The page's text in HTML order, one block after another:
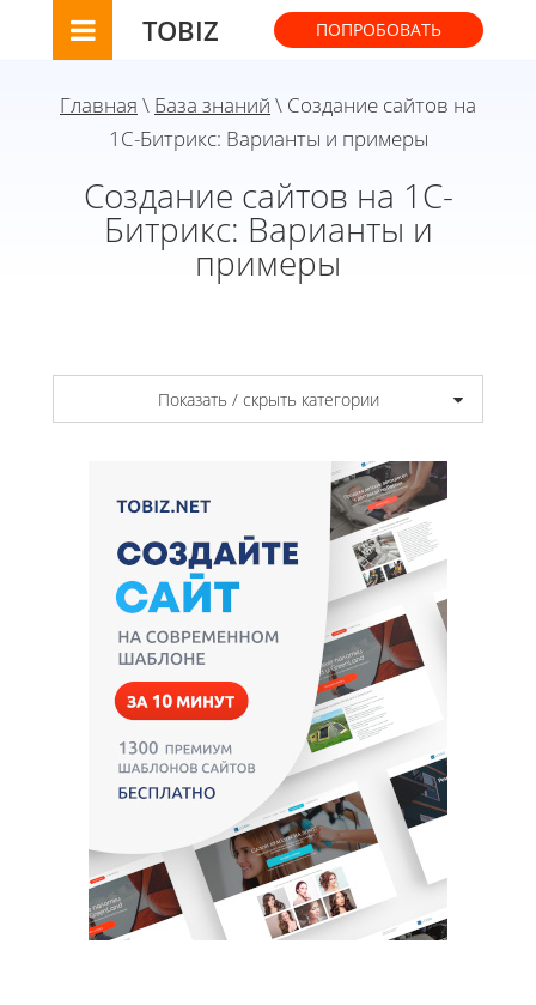
TOBIZ ПОПРОБОВАТЬ
Главная \ База знаний \ Создание сайтов на
1С-Битрикс: Варианты и примеры
Создание сайтов на 1С-
Битрикс: Варианты и
примеры
Показать / скрыть категории